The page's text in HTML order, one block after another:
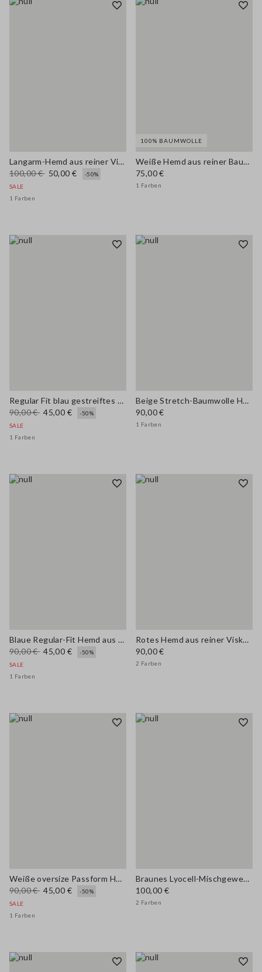
Langarm-Hemd aus reiner Viskose mit buntem Karomuster im Regular Fit
100,00 € 50,00 €
-50%
SALE
1 Farben
100% BAUMWOLLE
Weiße Hemd aus reiner Baumwolle im Regular Fit
75,00 €
1 Farben
Regular Fit blau gestreiftes Stretch-Baumwollhemd
90,00 € 45,00 €
-50%
SALE
1 Farben
Beige Stretch-Baumwolle Hemd im Regular Fit mit Kragen
90,00 €
1 Farben
Blaue Regular-Fit Hemd aus Baumwollmischung mit Taschen
90,00 € 45,00 €
-50%
SALE
1 Farben
Rotes Hemd aus reiner Viskose im Regular Fit mit Serafino-Kragen
90,00 €
2 Farben
Weiße oversize Passform Hemd aus reiner Viskose
90,00 € 45,00 €
-50%
SALE
1 Farben
Braunes Lyocell-Mischgewebe Hemd Regular Fit
100,00 €
2 Farben